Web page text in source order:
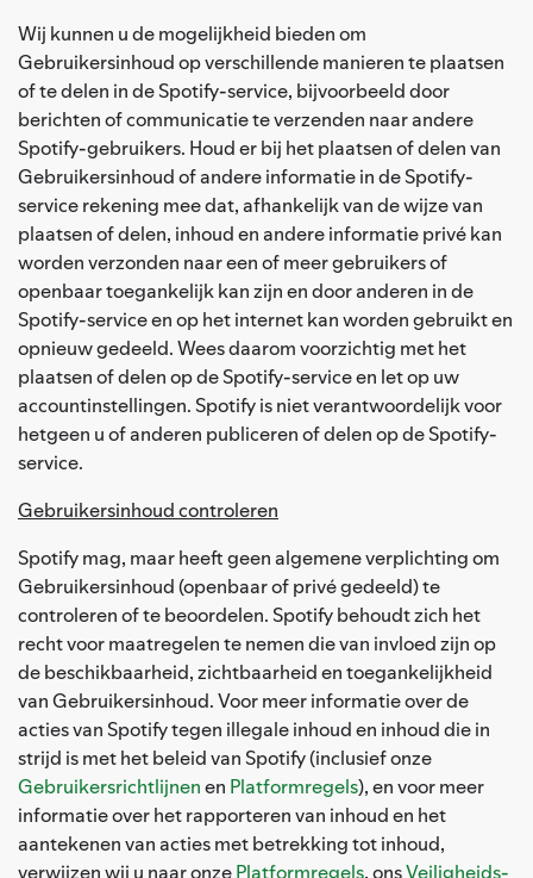
Wij kunnen u de mogelijkheid bieden om
Gebruikersinhoud op verschillende manieren te plaatsen
of te delen in de Spotify-service, bijvoorbeeld door
berichten of communicatie te verzenden naar andere
Spotify-gebruikers. Houd er bij het plaatsen of delen van
Gebruikersinhoud of andere informatie in de Spotify-
service rekening mee dat, afhankelijk van de wijze van
plaatsen of delen, inhoud en andere informatie privé kan
worden verzonden naar een of meer gebruikers of
openbaar toegankelijk kan zijn en door anderen in de
Spotify-service en op het internet kan worden gebruikt en
opnieuw gedeeld. Wees daarom voorzichtig met het
plaatsen of delen op de Spotify-service en let op uw
accountinstellingen. Spotify is niet verantwoordelijk voor
hetgeen u of anderen publiceren of delen op de Spotify-
service.
Gebruikersinhoud controleren
Spotify mag, maar heeft geen algemene verplichting om
Gebruikersinhoud (openbaar of privé gedeeld) te
controleren of te beoordelen. Spotify behoudt zich het
recht voor maatregelen te nemen die van invloed zijn op
de beschikbaarheid, zichtbaarheid en toegankelijkheid
van Gebruikersinhoud. Voor meer informatie over de
acties van Spotify tegen illegale inhoud en inhoud die in
strijd is met het beleid van Spotify (inclusief onze
Gebruikersrichtlijnenen Platformregels), en voor meer
informatie over het rapporteren van inhoud en het
aantekenen van acties met betrekking tot inhoud,
verwijzen wij u naar onzePlatformregels, onsVeiligheids-